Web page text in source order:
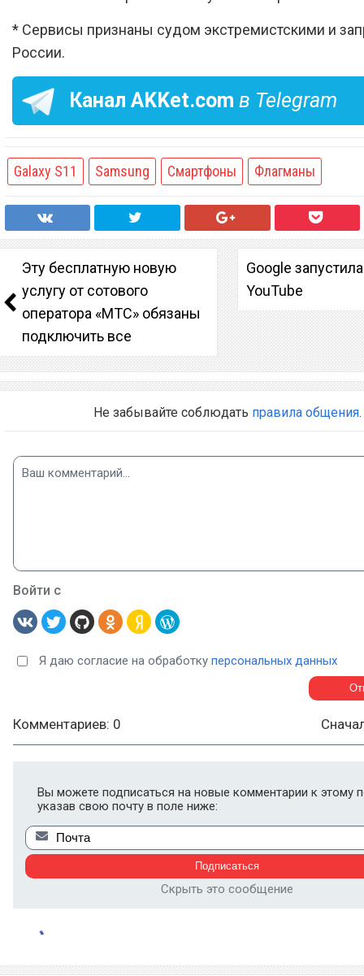
* Сервисы признаны судом экстремистскими и
России.
Канал AKKet.com в Telegram
Galaxy S11 Samsung Смартфоны Флагманы
Эту бесплатную новую
услугу от сотового
оператора «МТС» обязаны
подключить все
Google
YouTube
Не забывайте соблюдать правила общения.
Войти с
Я даю согласие на обработку персональных данных
Комментариев: 0
Вы можете подписаться на новые комментарии к этому
указав свою почту в поле ниже:
Скрыть это сообщение